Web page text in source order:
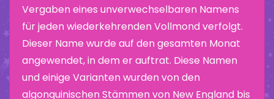
Vergaben eines unverwechselbaren Namens
für jeden wiederkehrenden Vollmond verfolgt.
Dieser Name wurde auf den gesamten Monat
angewendet, in dem er auftrat. Diese Namen
und einige Varianten wurden von den
algonquinischen Stämmen von New England bis